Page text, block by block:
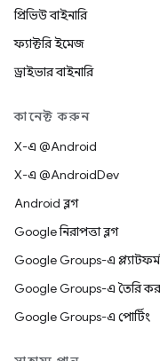
প্রিভিউ বাইনারি
ফ্যাক্টরি ইমেজ
ড্রাইভার বাইনারি
কানেক্ট করুন
X-এ @Android
X-এ @AndroidDev
Android ব্লগ
Google নিরাপত্তা ব্লগ
Google Groups-এ প্ল্যাটফর্ম
Google Groups-এ তৈরি
Google Groups-এ পোর্টিং